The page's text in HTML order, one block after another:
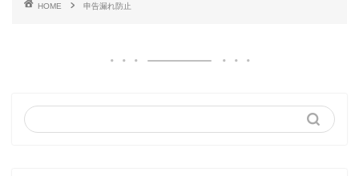
HOME 申告漏れ防止